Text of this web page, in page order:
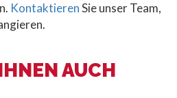
KontaktierenSie unser Team,
AUCH